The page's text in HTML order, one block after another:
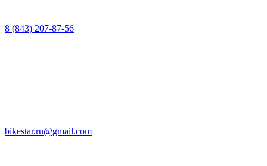
8 (843) 207-87-56
bikestar.ru@gmail.com